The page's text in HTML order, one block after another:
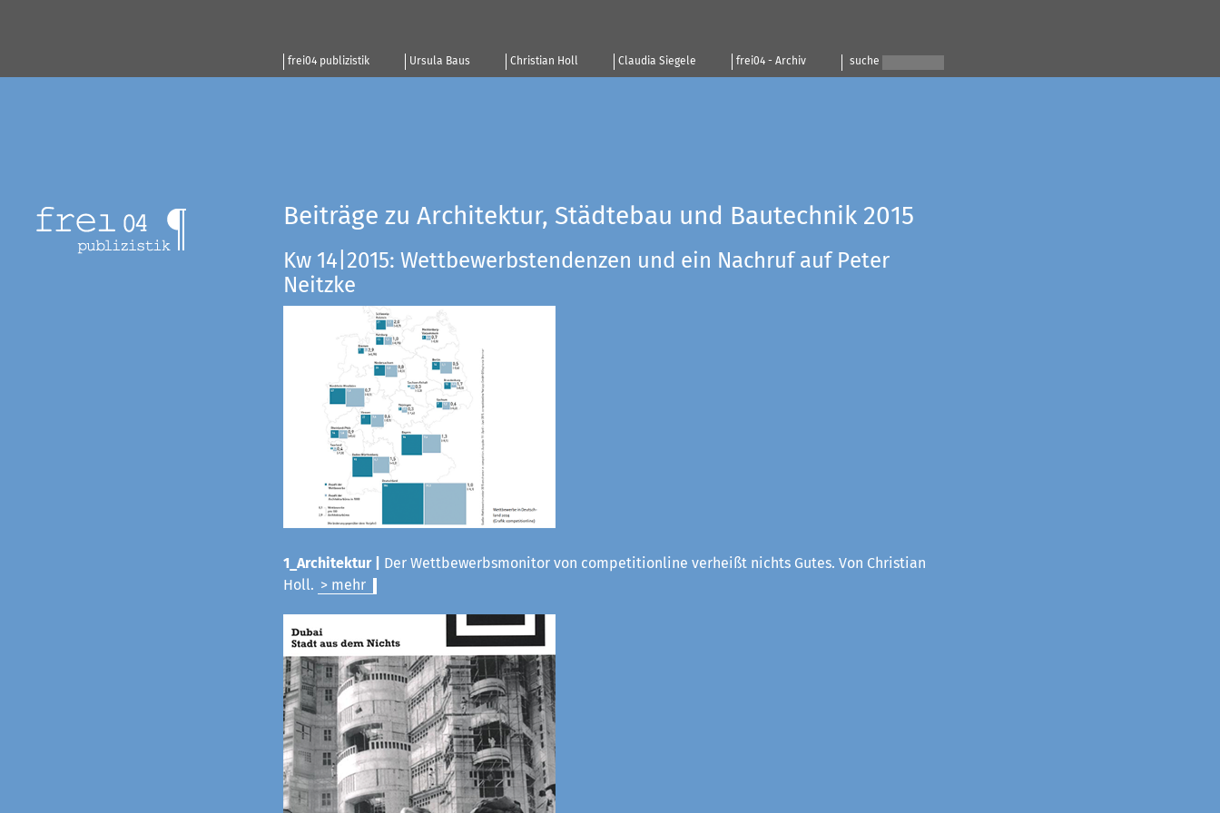
frei04 publizistik Ursula Baus Christian Holl Claudia Siegele frei04 - Archiv suche
Beiträge zu Architektur, Städtebau und Bautechnik 2015
Kw 14|2015: Wettbewerbstendenzen und ein Nachruf auf Peter
Neitzke
1_Architektur |
Der Wettbewerbsmonitor von competitionline verheißt nichts Gutes. Von Christian
Holl. > mehr